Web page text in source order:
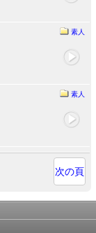
素人
素人
次の頁